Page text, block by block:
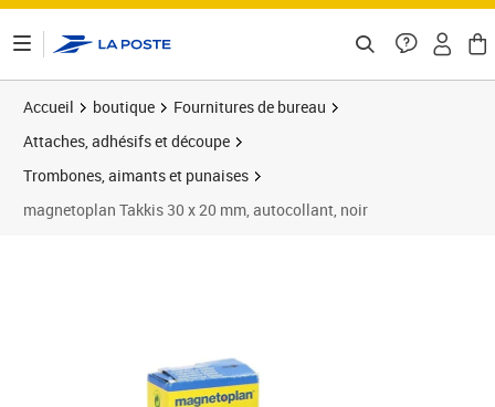
Accueil boutique
Fournitures de bureau
Attaches, adhésifs et découpe
Trombones, aimants et punaises
magnetoplan Takkis 30 x 20 mm, autocollant, noir